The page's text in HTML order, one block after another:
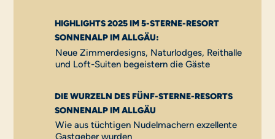
HIGHLIGHTS 2025 IM 5-STERNE-RESORT
SONNENALP IM ALLGÄU:
Neue Zimmerdesigns, Naturlodges, Reithalle
und Loft-Suiten begeistern die Gäste
DIE WURZELN DES FÜNF-STERNE-RESORTS
SONNENALP IM ALLGÄU
Wie aus tüchtigen Nudelmachern exzellente
Gastgeber wurden